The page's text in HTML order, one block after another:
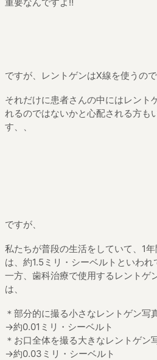
ですが、レントゲンはX線を使うの
それだけに患者さんの中にはレント
れるのではないかと心配される方も
す、、
ですが、
私たちが普段の生活をしていて、1
は、約1.5ミリ・シーベルトといわれ
一方、歯科治療で使用するレントゲ
は、
＊部分的に撮る小さなレントゲン写
→約0.01ミリ・シーベルト
＊お口全体を撮る大きなレントゲン
→約0.03ミリ・シーベルト